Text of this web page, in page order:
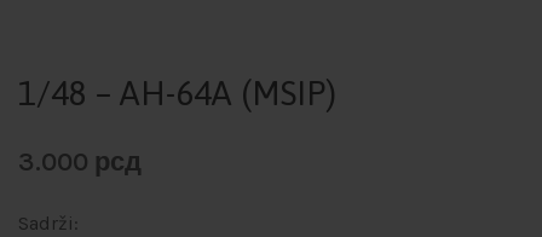
1/48 – AH-64A (MSIP)
3.000 рсд
Sadrži: